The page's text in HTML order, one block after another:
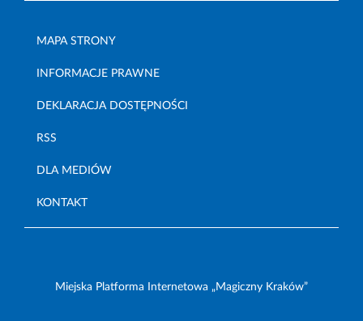
MAPA STRONY
INFORMACJE PRAWNE
DEKLARACJA DOSTĘPNOŚCI
RSS
DLA MEDIÓW
KONTAKT
Miejska Platforma Internetowa „Magiczny Kraków”